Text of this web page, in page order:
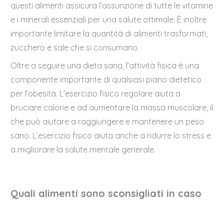
questi alimenti assicura l’assunzione di tutte le vitamine
e i minerali essenziali per una salute ottimale. È inoltre
importante limitare la quantità di alimenti trasformati,
zucchero e sale che si consumano.
Oltre a seguire una dieta sana, l’attività fisica è una
componente importante di qualsiasi piano dietetico
per l’obesità. L’esercizio fisico regolare aiuta a
bruciare calorie e ad aumentare la massa muscolare, il
che può aiutare a raggiungere e mantenere un peso
sano. L’esercizio fisico aiuta anche a ridurre lo stress e
a migliorare la salute mentale generale.
Quali alimenti sono sconsigliati in caso